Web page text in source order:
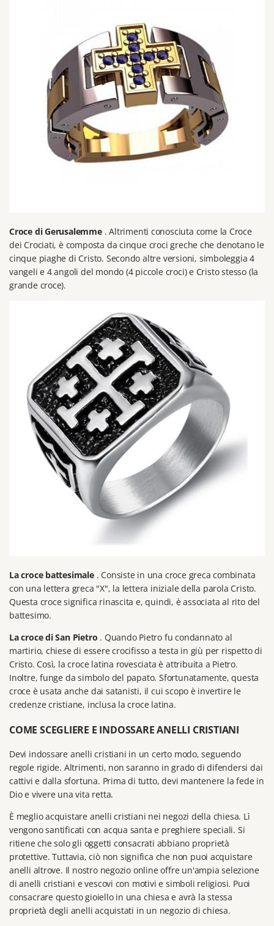
Croce diGerusalemme. Altrimenti conosciuta come la Croce
dei Crociati, è composta da cinque croci greche che denotano le
cinque piaghe di Cristo. Secondo altre versioni, simboleggia 4
vangeli e 4 angoli del mondo (4 piccole croci) e Cristo stesso (la
grande croce).
La croce battesimale. Consiste in una croce greca combinata
con una lettera greca "X", la lettera iniziale della parola Cristo.
Questa croce significa rinascita e, quindi, è associata al rito del
battesimo.
La croce di San Pietro . Quando Pietro fu condannato al
martirio, chiese di essere crocifisso a testa in giù per rispetto di
Cristo. Così, la croce latina rovesciata è attribuita a Pietro.
Inoltre, funge da simbolo del papato. Sfortunatamente, questa
croce è usata anche dai satanisti, il cui scopo è invertire le
credenze cristiane, inclusa la croce latina.
COME SCEGLIERE E INDOSSARE ANELLI CRISTIANI
Devi indossare anelli cristiani in un certo modo, seguendo
regole rigide. Altrimenti, non saranno in grado di difendersi dai
cattivi e dalla sfortuna. Prima di tutto, devi mantenere la fede in
Dio e vivere una vita retta.
È meglio acquistare anelli cristiani nei negozi della chiesa. Lì
vengono santificati con acqua santa e preghiere speciali. Si
ritiene che solo gli oggetti consacrati abbiano proprietà
protettive. Tuttavia, ciò non significa che non puoi acquistare
anelli altrove. Il nostro negozio online offre un'ampia selezione
di anelli cristiani e vescovi con motivi e simboli religiosi. Puoi
consacrare questo gioiello in una chiesa e avrà la stessa
proprietà degli anelli acquistati in un negozio di chiesa.